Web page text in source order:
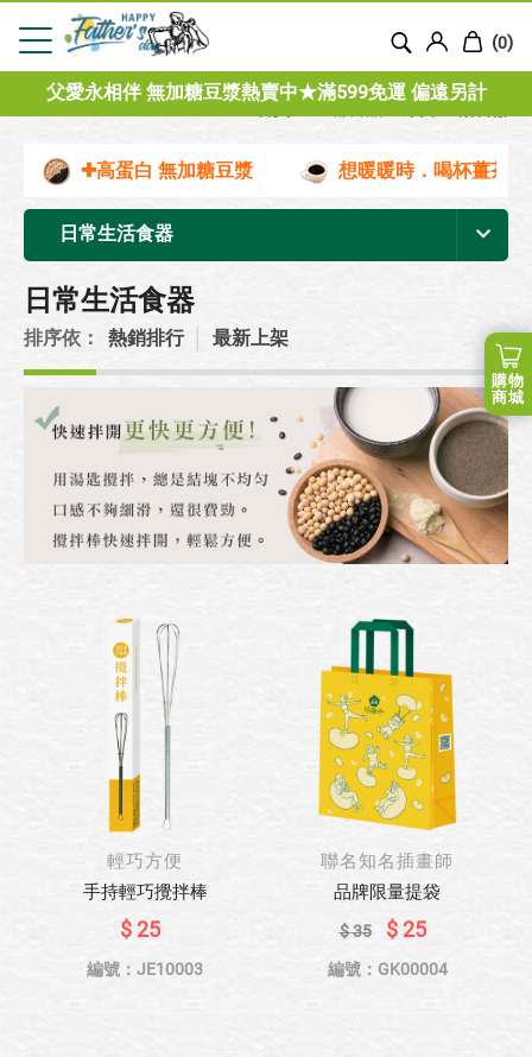
(0)
購物
商城
父愛永相伴 無加糖豆漿熱賣中★滿599免運 偏遠另計
✚高蛋白 無加糖豆漿 想暖暖時．喝杯薑茶
日常生活食器
日常生活食器
排序依： 熱銷排行 最新上架
輕巧方便
手持輕巧攪拌棒
$ 25
編號：JE10003
聯名知名插畫師
品牌限量提袋
$ 35 $ 25
編號：GK00004